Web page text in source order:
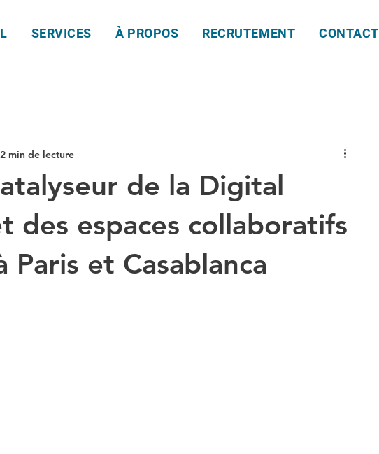
SERVICES À PROPOS RECRUTEMENT CONTACT
de la Digital
des espaces collaboratifs
et Casablanca
2 min de lecture